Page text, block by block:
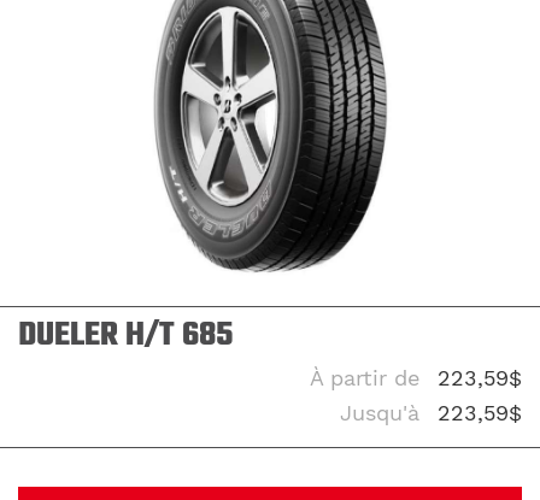
DUELER H/T 685
À partir de
223,59$
Jusqu'à
223,59$